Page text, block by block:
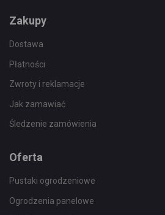
Zakupy
Dostawa
Płatności
Zwroty i reklamacje
Jak zamawiać
Śledzenie zamówienia
Oferta
Pustaki ogrodzeniowe
Ogrodzenia panelowe